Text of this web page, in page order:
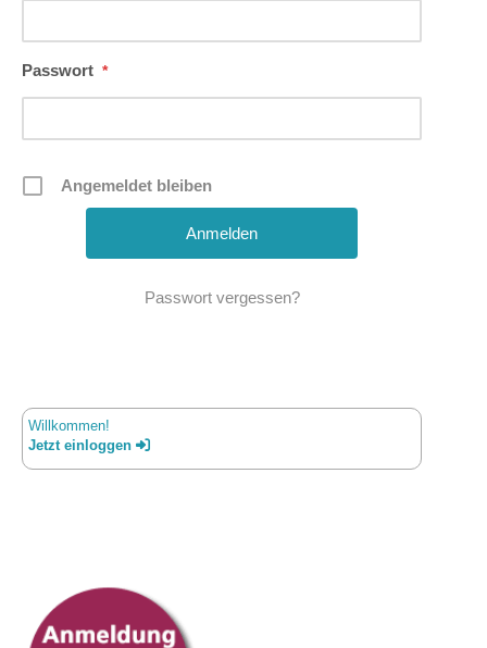
Passwort *
Angemeldet bleiben
Passwort vergessen?
Willkommen!
Jetzt einloggen